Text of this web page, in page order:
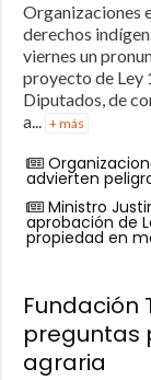
Organizaciones
derechos
viernes un
proyecto de Ley
Diputados, de
a... + más
advierten
Ministro
aprobación de
propiedad en
Fundación
preguntas
agraria